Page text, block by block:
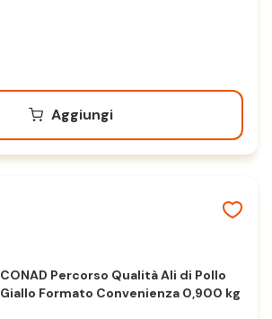
Aggiungi
CONAD Percorso Qualità Ali di Pollo
Giallo Formato Convenienza 0,900 kg